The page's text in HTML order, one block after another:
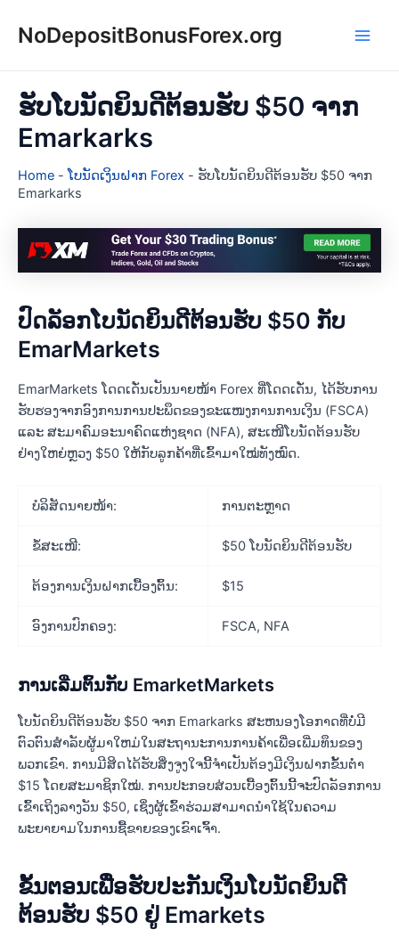
NoDepositBonusForex.org
ຮັບໂບນັດຍິນດີຕ້ອນຮັບ $50 ຈາກ
Emarkarks
Home -ໂບນັດເງິນຝາກ Forex - ຮັບໂບນັດຍິນດີຕ້ອນຮັບ $50 ຈາກ
Emarkarks
ປົດລັອກໂບນັດຍິນດີຕ້ອນຮັບ $50 ກັບ
EmarMarkets
EmarMarkets ໂດດເດັ່ນເປັນນາຍໜ້າ Forex ທີ່ໂດດເດັ່ນ, ໄດ້ຮັບການ
ຮັບຮອງຈາກອົງການການປະພຶດຂອງຂະແໜງການການເງິນ (FSCA)
ແລະ ສະມາຄົມອະນາຄົດແຫ່ງຊາດ (NFA), ສະເໜີໂບນັດຕ້ອນຮັບ
ຢ່າງໃຫຍ່ຫຼວງ $50 ໃຫ້ກັບລູກຄ້າທີ່ເຂົ້າມາໃໝ່ທັງໝົດ.
ບໍລິສັດນາຍໜ້າ: ການຕະຫຼາດ
ຂໍ້ສະເໜີ: $50 ໂບນັດຍິນດີຕ້ອນຮັບ
ຕ້ອງການເງິນຝາກເບື້ອງຕົ້ນ: $15
ອົງການປົກຄອງ: FSCA, NFA
ການເລີ່ມຕົ້ນກັບ EmarketMarkets
ໂບນັດຍິນດີຕ້ອນຮັບ $50 ຈາກ Emarkarks ສະຫນອງໂອກາດທີ່ບໍ່ມີ
ຕົວຕົນສໍາລັບຜູ້ມາໃຫມ່ໃນສະຖານະການການຄ້າເພື່ອເພີ່ມທຶນຂອງ
ພວກເຂົາ. ການມີສິດໄດ້ຮັບສິ່ງຈູງໃຈນີ້ຈໍາເປັນຕ້ອງມີເງິນຝາກຂັ້ນຕໍ່າ
$15 ໂດຍສະມາຊິກໃໝ່. ການປະກອບສ່ວນເບື້ອງຕົ້ນນີ້ຈະປົດລັອກການ
ເຂົ້າເຖິງລາງວັນ $50, ເຊິ່ງຜູ້ເຂົ້າຮ່ວມສາມາດນຳໃຊ້ໃນຄວາມ
ພະຍາຍາມໃນການຊື້ຂາຍຂອງເຂົາເຈົ້າ.
ຂັ້ນຕອນເພື່ອຮັບປະກັນເງິນໂບນັດຍິນດີ
ຕ້ອນຮັບ $50 ຢູ່ Emarkets